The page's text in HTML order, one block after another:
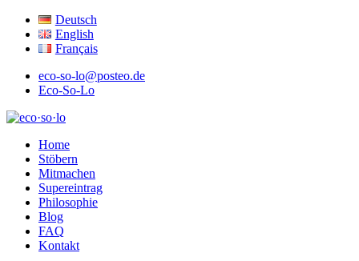
Deutsch
English
Français
eco-so-lo@posteo.de
Eco-So-Lo
eco·so·lo
Home
Stöbern
Mitmachen
Supereintrag
Philosophie
Blog
FAQ
Kontakt